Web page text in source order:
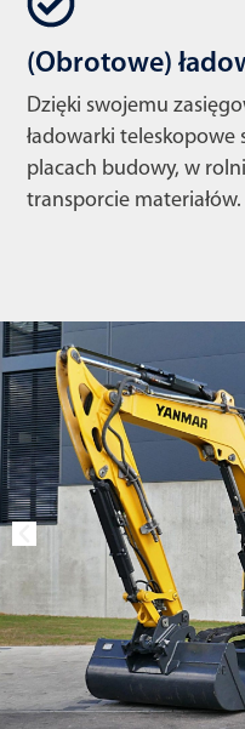
(Obrotowe)
Dzięki swojemu
ładowarki teleskopowe
placach budowy, w
transporcie materiałów.